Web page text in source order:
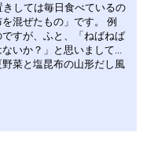
しては毎日食べているの
混ぜたもの」です。 例
すが、ふと、「ねばねば
いか？」と思いまして...
菜と塩昆布の山形だし風